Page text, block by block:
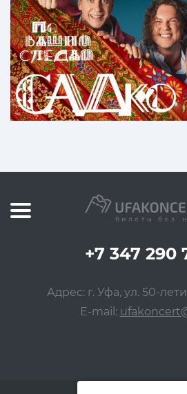
+7 347 290
Адрес: г. Уфа, ул. 50-
E-mail: